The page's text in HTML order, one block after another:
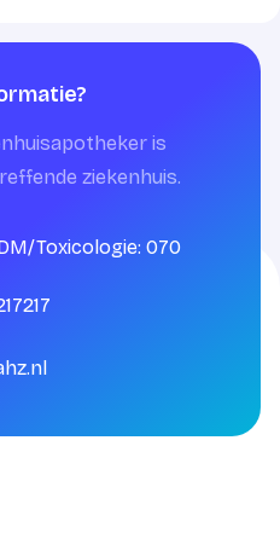
is
ziekenhuis.
Toxicologie: 070